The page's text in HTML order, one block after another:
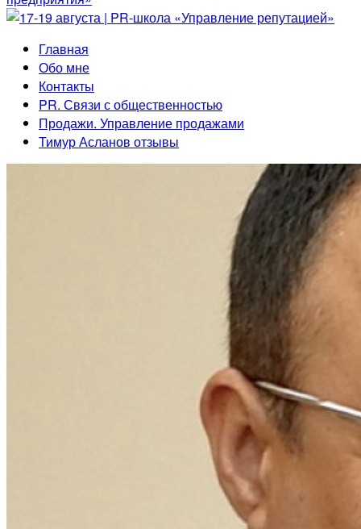
Главная
Обо мне
Контакты
PR. Связи с общественностью
Продажи. Управление продажами
Тимур Асланов отзывы